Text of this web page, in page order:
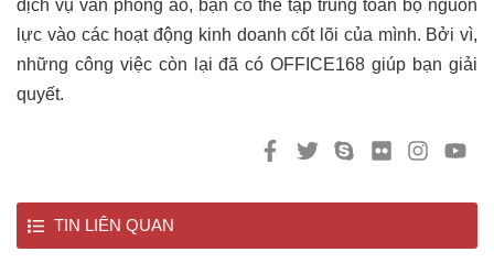
dịch vụ văn phòng ảo, bạn có thể tập trung toàn bộ nguồn
lực vào các hoạt động kinh doanh cốt lõi của mình. Bởi vì,
những công việc còn lại đã có OFFICE168 giúp bạn giải
quyết.
TIN LIÊN QUAN